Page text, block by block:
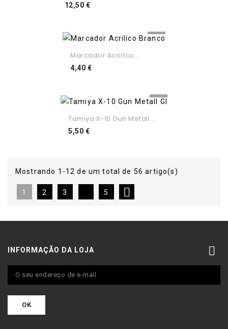
12,50 €Preço
Marcador Acrilíco...
4,40 €Preço
Tamiya X-10 Gun Metall...
5,50 €Preço
Mostrando 1-12 de um total de 56 artigo(s)
1 2 3 5 
INFORMAÇÃO DA LOJA 